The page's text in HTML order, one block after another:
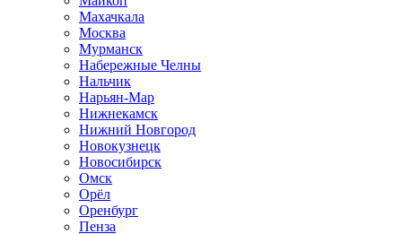
Махачкала
Москва
Мурманск
Набережные Челны
Нальчик
Нарьян-Мар
Нижнекамск
Нижний Новгород
Новокузнецк
Новосибирск
Омск
Орёл
Оренбург
Пенза